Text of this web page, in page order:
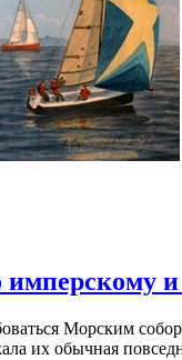
имперскому
Морским
их обычная